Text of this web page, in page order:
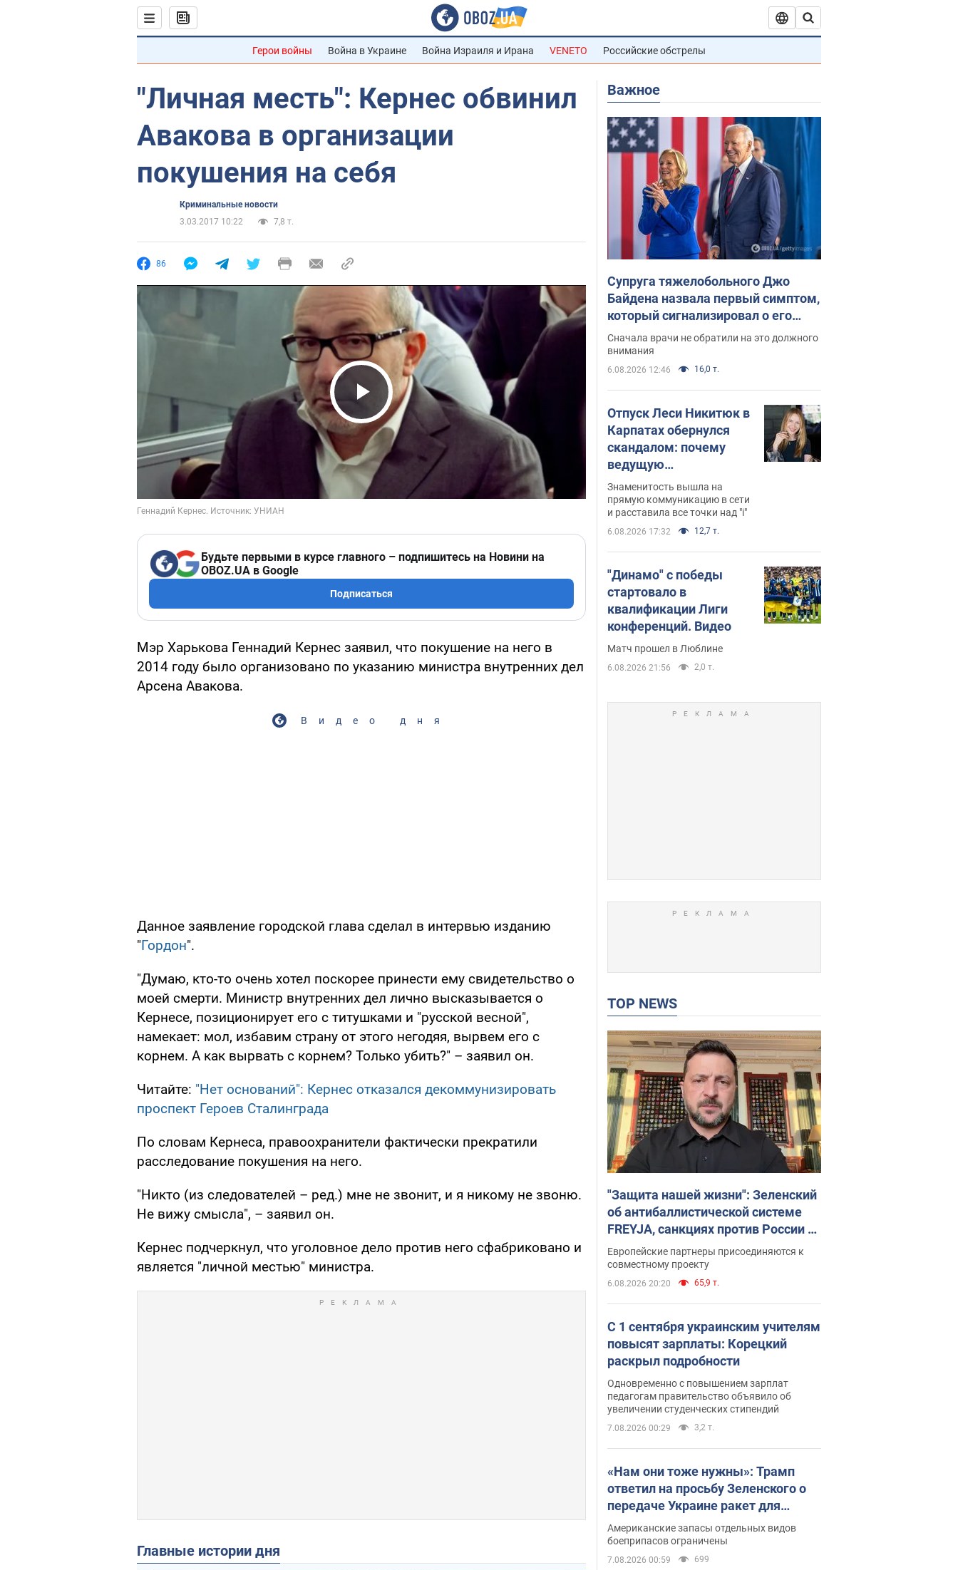
Герои войны Война в Украине Война Израиля и Ирана VENETO Российские обстрелы
"Личная месть": Кернес обвинил
Авакова в организации
покушения на себя
Криминальные новости
3.03.2017 10:22
7,8 т.
86
Play Video
Будьте первыми в курсе главного – подпишитесь на Новини на
OBOZ.UA в Google
Подписаться
Мэр Харькова Геннадий Кернес заявил, что покушение на него в
2014 году было организовано по указанию министра внутренних дел
Арсена Авакова.
Видео дня
Данное заявление городской глава сделал в интервью изданию
"Гордон".
"Думаю, кто-то очень хотел поскорее принести ему свидетельство о
моей смерти. Министр внутренних дел лично высказывается о
Кернесе, позиционирует его с титушками и "русской весной",
намекает: мол, избавим страну от этого негодяя, вырвем его с
корнем. А как вырвать с корнем? Только убить?" – заявил он.
Читайте: "Нет оснований": Кернес отказался декоммунизировать
проспект Героев Сталинграда
По словам Кернеса, правоохранители фактически прекратили
расследование покушения на него.
"Никто (из следователей – ред.) мне не звонит, и я никому не звоню.
Не вижу смысла", – заявил он.
Кернес подчеркнул, что уголовное дело против него сфабриковано и
является "личной местью" министра.
Главные истории дня
Важное
Супруга тяжелобольного Джо
Байдена назвала первый симптом,
который сигнализировал о его
"агрессивном" раке
Сначала врачи не обратили на это должного
внимания
6.08.2026 12:46 16,0 т.
Отпуск Леси Никитюк в
Карпатах обернулся
скандалом: почему
ведущую
несправедливо
захейтили
Знаменитость вышла на
прямую коммуникацию в сети
и расставила все точки над "i"
6.08.2026 17:32 12,7 т.
"Динамо" с победы
стартовало в
квалификации Лиги
конференций. Видео
Матч прошел в Люблине
6.08.2026 21:56 2,0 т.
TOP NEWS
"Защита нашей жизни": Зеленский
об антибаллистической системе
FREYJA, санкциях против России и
поддержке аграриев. Видео
Европейские партнеры присоединяются к
совместному проекту
6.08.2026 20:20 65,9 т.
С 1 сентября украинским учителям
повысят зарплаты: Корецкий
раскрыл подробности
Одновременно с повышением зарплат
педагогам правительство объявило об
увеличении студенческих стипендий
7.08.2026 00:29 3,2 т.
«Нам они тоже нужны»: Трамп
ответил на просьбу Зеленского о
передаче Украине ракет для
Patriot
Американские запасы отдельных видов
боеприпасов ограничены
7.08.2026 00:59 699